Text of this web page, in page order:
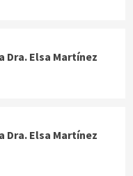
Dra. Elsa Martínez
Dra. Elsa Martínez